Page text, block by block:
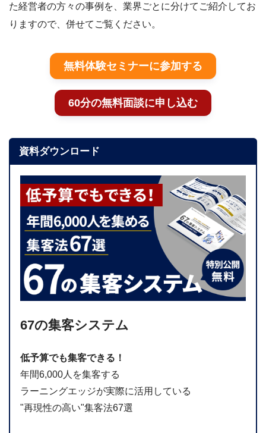
た経営者の方々の事例を、業界ごとに分けてご紹介してお
りますので、併せてご覧ください。
無料体験セミナーに参加する
60分の無料面談に申し込む
資料ダウンロード
67の集客システム
低予算でも集客できる！
年間6,000人を集客する
ラーニングエッジが実際に活用している
"再現性の高い"集客法67選